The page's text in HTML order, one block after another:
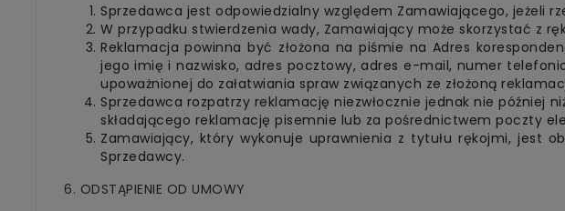
Sprzedawca jest odpowiedzialny względem Zamawiającego, jeżeli
W przypadku stwierdzenia wady, Zamawiający może skorzystać z
Reklamacja powinna być złożona na piśmie na Adres
jego imię i nazwisko, adres pocztowy, adres e-mail, numer
upoważnionej do załatwiania spraw związanych ze złożoną
Sprzedawca rozpatrzy reklamację niezwłocznie jednak nie
składającego reklamację pisemnie lub za pośrednictwem poczty
Zamawiający, który wykonuje uprawnienia z tytułu rękojmi, jest
Sprzedawcy.
6. ODSTĄPIENIE OD UMOWY